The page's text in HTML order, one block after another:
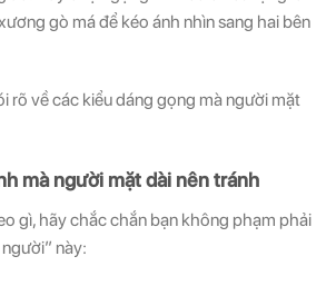
gò má để kéo ánh nhìn sang hai bên
rõ về các kiểu dáng gọng mà người mặt
mà người mặt dài nên tránh
gì, hãy chắc chắn bạn không phạm phải
này: